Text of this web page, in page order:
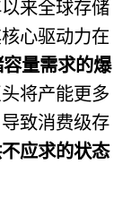
来全球存储
心驱动力在
量需求的爆
将产能更多
致消费级存
应求的状态